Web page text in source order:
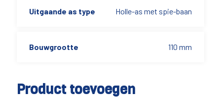
Product toevoegen
Uitgaande as type Holle-as met spie-baan
Bouwgrootte 110 mm